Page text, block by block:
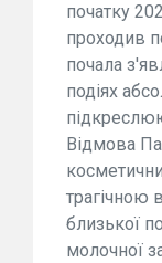
початку
проходив
почала
подіях
Відмова
трагічною
близької
молочної